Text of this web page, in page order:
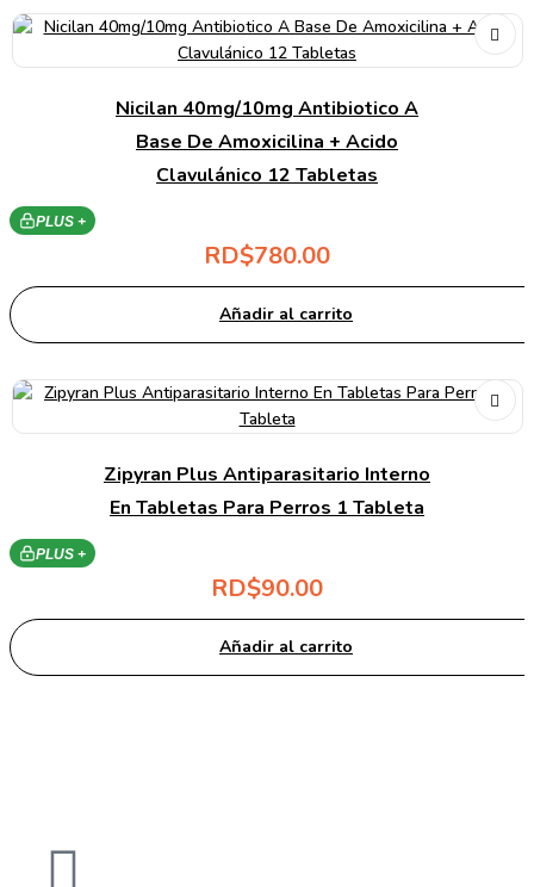
Nicilan 40mg/10mg Antibiotico A
Base De Amoxicilina + Acido
Clavulánico 12 Tabletas
PLUS +
RD$780.00
Añadir al carrito
Zipyran Plus Antiparasitario Interno
En Tabletas Para Perros 1 Tableta
PLUS +
RD$90.00
Añadir al carrito